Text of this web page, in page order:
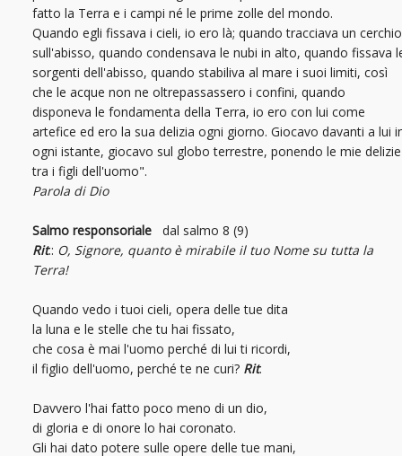
fatto la Terra e i campi né le prime zolle del mondo.
Quando egli fissava i cieli, io ero là; quando tracciava un cerchio
sull'abisso, quando condensava le nubi in alto, quando fissava
sorgenti dell'abisso, quando stabiliva al mare i suoi limiti, così
che le acque non ne oltrepassassero i confini, quando
disponeva le fondamenta della Terra, io ero con lui come
artefice ed ero la sua delizia ogni giorno. Giocavo davanti a lui
ogni istante, giocavo sul globo terrestre, ponendo le mie delizie
tra i figli dell'uomo".
Parola di Dio
Salmo responsoriale dal salmo 8 (9)
Rit.: O, Signore, quanto è mirabile il tuo Nome su tutta la
Terra!
Quando vedo i tuoi cieli, opera delle tue dita
la luna e le stelle che tu hai fissato,
che cosa è mai l'uomo perché di lui ti ricordi,
il figlio dell'uomo, perché te ne curi? Rit.
Davvero l'hai fatto poco meno di un dio,
di gloria e di onore lo hai coronato.
Gli hai dato potere sulle opere delle tue mani,